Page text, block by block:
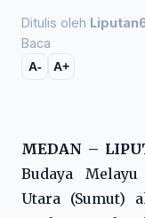
Ditulis oleh
Baca
A- A+
MEDAN –
Budaya
Utara (Sumut)